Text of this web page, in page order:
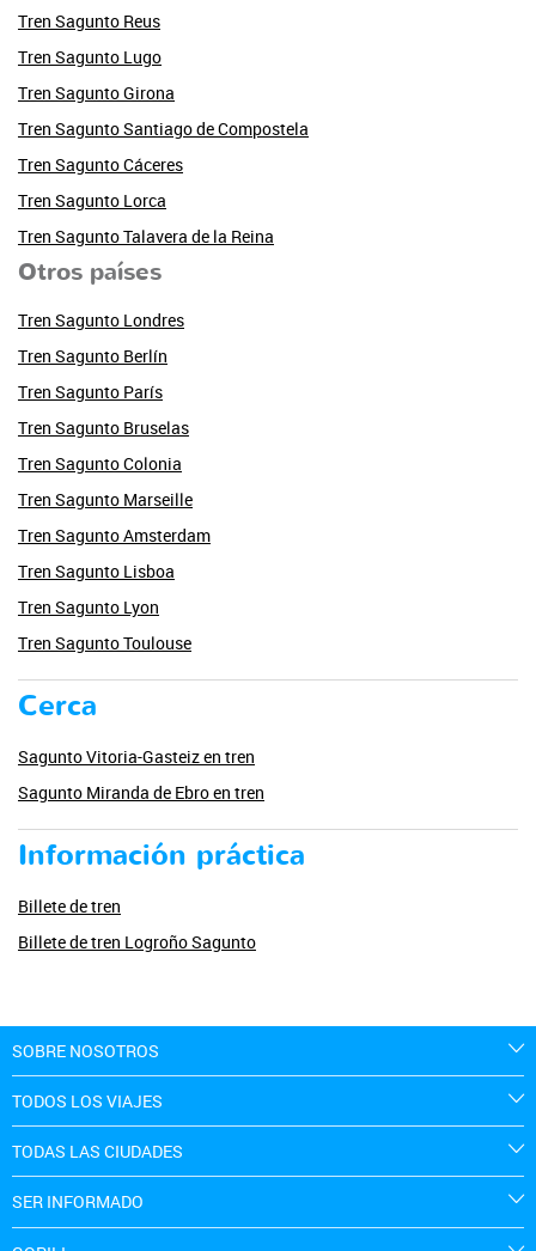
Tren Sagunto Reus
Tren Sagunto Lugo
Tren Sagunto Girona
Tren Sagunto Santiago de Compostela
Tren Sagunto Cáceres
Tren Sagunto Lorca
Tren Sagunto Talavera de la Reina
Otros países
Tren Sagunto Londres
Tren Sagunto Berlín
Tren Sagunto París
Tren Sagunto Bruselas
Tren Sagunto Colonia
Tren Sagunto Marseille
Tren Sagunto Amsterdam
Tren Sagunto Lisboa
Tren Sagunto Lyon
Tren Sagunto Toulouse
Cerca
Sagunto Vitoria-Gasteiz en tren
Sagunto Miranda de Ebro en tren
Información práctica
Billete de tren
Billete de tren Logroño Sagunto
SOBRE NOSOTROS
TODOS LOS VIAJES
TODAS LAS CIUDADES
SER INFORMADO